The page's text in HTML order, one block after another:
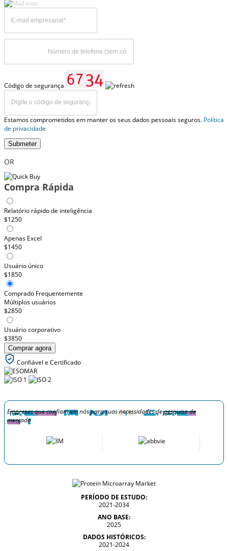
Código de segurança
Estamos comprometidos em manter os seus dados pessoais seguros. Política
de privacidade
Submeter
OR
Compra Rápida
Relatório rápido de inteligência
$1250
Apenas Excel
$1450
Usuário único
$1850
Comprado Frequentemente
Múltiplos usuários
$2850
Usuário corporativo
$3850
Comprar agora
Confiável e Certificado
Empresas que confiam em nós para suas necessidades de pesquisa de
mercado
PERÍODO DE ESTUDO:
2021-2034
ANO BASE:
2025
DADOS HISTÓRICOS:
2021-2024